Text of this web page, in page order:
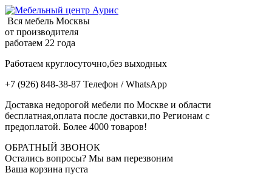
Вся мебель Москвы
от производителя
работаем 22 года
Работаем круглосуточно,без выходных
+7 (926) 848-38-87 Телефон / WhatsApp
Доставка недорогой мебели по Москве и области
бесплатная,оплата после доставки,по Регионам с
предоплатой. Более 4000 товаров!
ОБРАТНЫЙ ЗВОНОК
Остались вопросы? Мы вам перезвоним
Ваша корзина пуста